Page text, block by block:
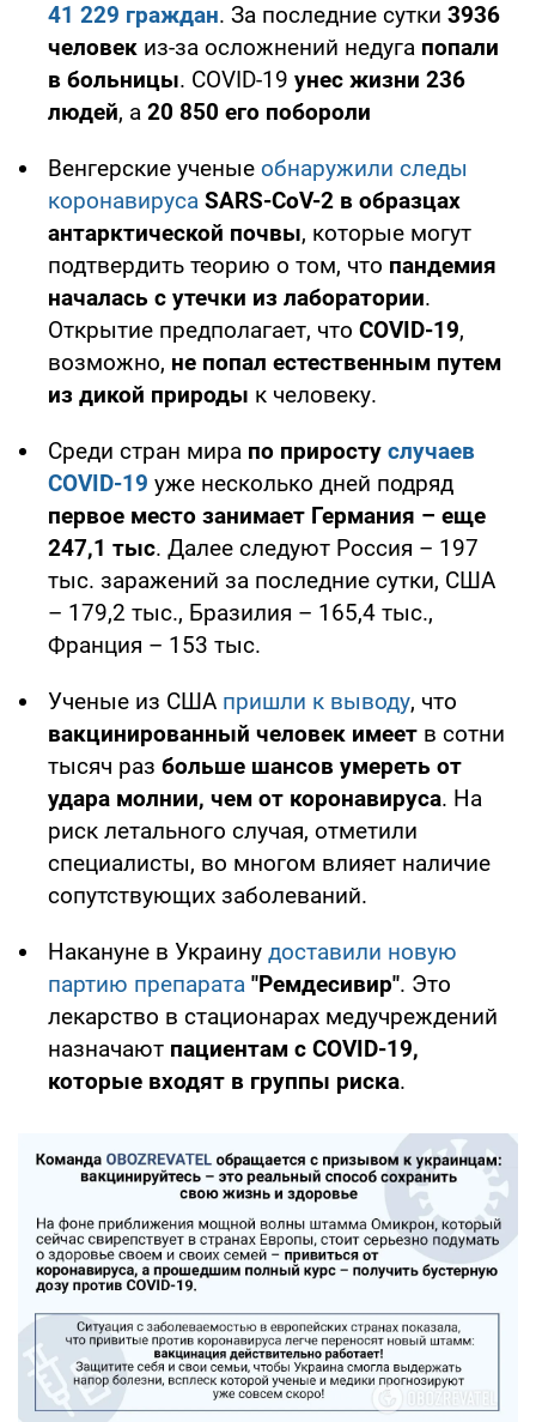
41 229 граждан. За последние сутки 3936
человек из-за осложнений недуга попали
в больницы. COVID-19 унес жизни 236
людей, а 20 850 его побороли
Венгерские ученые обнаружили следы
коронавируса SARS-CoV-2 в образцах
антарктической почвы, которые могут
подтвердить теорию о том, что пандемия
началась с утечки из лаборатории.
Открытие предполагает, что COVID-19,
возможно, не попал естественным путем
из дикой природы к человеку.
Среди стран мира по приросту случаев
COVID-19 уже несколько дней подряд
первое место занимает Германия – еще
247,1 тыс. Далее следуют Россия – 197
тыс. заражений за последние сутки, США
– 179,2 тыс., Бразилия – 165,4 тыс.,
Франция – 153 тыс.
Ученые из США пришли к выводу, что
вакцинированный человек имеет в сотни
тысяч раз больше шансов умереть от
удара молнии, чем от коронавируса. На
риск летального случая, отметили
специалисты, во многом влияет наличие
сопутствующих заболеваний.
Накануне в Украину доставили новую
партию препарата "Ремдесивир". Это
лекарство в стационарах медучреждений
назначают пациентам с COVID-19,
которые входят в группы риска.